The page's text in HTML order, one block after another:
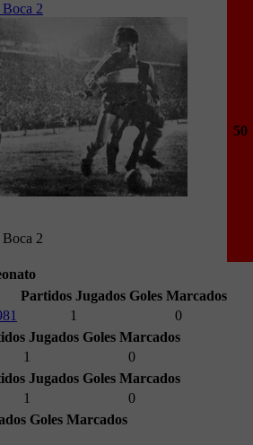
2
2
50
Partidos Jugados Goles Marcados
1
0
Jugados Goles Marcados
1
0
Jugados Goles Marcados
1
0
Goles Marcados